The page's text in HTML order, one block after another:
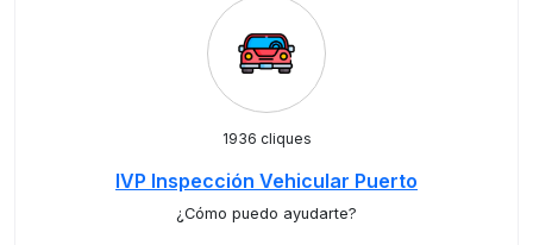
1936 cliques
IVP Inspección Vehicular Puerto
¿Cómo puedo ayudarte?